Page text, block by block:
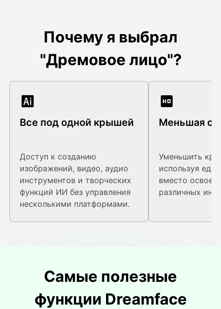
Почему я выбрал
"Дремовое лицо"?
Все под одной крышей
Доступ к созданию
изображений, видео, аудио
инструментов и творческих
функций ИИ без управления
несколькими платформами.
Меньшая
Уменьшить
используя
вместо
различных
Самые полезные
функции Dreamface